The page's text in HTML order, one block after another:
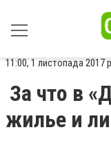
11:00, 1 листопада 2017
За что в
жилье и